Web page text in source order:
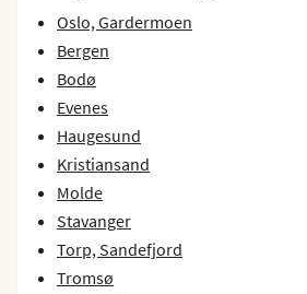
Oslo, Gardermoen
Bergen
Bodø
Evenes
Haugesund
Kristiansand
Molde
Stavanger
Torp, Sandefjord
Tromsø